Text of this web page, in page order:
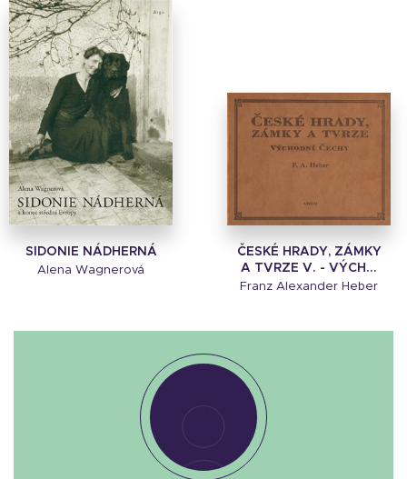
SIDONIE NÁDHERNÁ
Alena Wagnerová
ČESKÉ HRADY, ZÁMKY
A TVRZE V. - VÝCH...
Franz Alexander Heber